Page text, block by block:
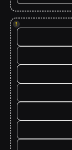
!